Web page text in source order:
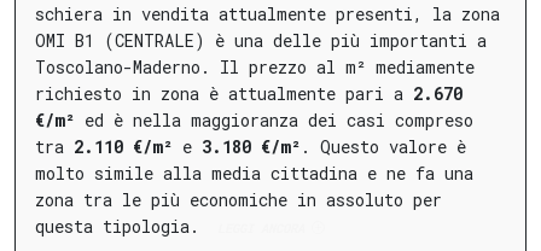
schiera in vendita attualmente presenti, la zona
OMI B1 (CENTRALE) è una delle più importanti a
Toscolano-Maderno.
Il prezzo al m² mediamente
richiesto in zona è attualmente pari a 2.670
€/m² ed è nella maggioranza dei casi compreso
tra 2.110 €/m² e 3.180 €/m² . Questo valore è
molto simile alla media cittadina e ne fa una
zona tra le più economiche in assoluto per
questa tipologia.